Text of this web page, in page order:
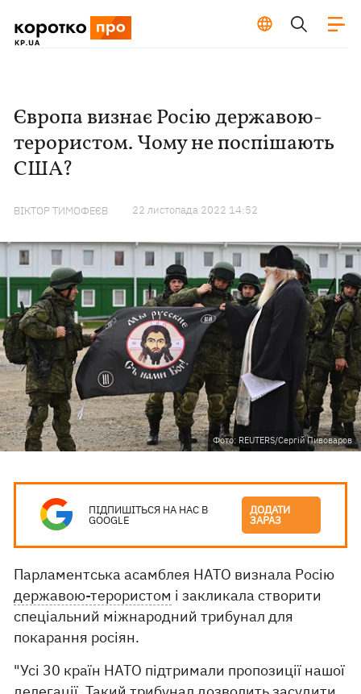
Європа визнає Росію державою-
терористом. Чому не поспішають
США?
ВІКТОР ТИМОФЕЄВ 22 листопада 2022 14:52
Фото: REUTERS/Сергій Пивоваров
ПІДПИШІТЬСЯ НА НАС В
GOOGLE
ДОДАТИ
ЗАРАЗ
Парламентська асамблея НАТО визнала Росію
державою-терористом і закликала створити
спеціальний міжнародний трибунал для
покарання росіян.
"Усі 30 країн НАТО підтримали пропозиції нашої